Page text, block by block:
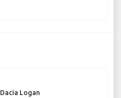
Dacia Logan